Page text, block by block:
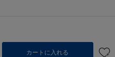
カートに入れる